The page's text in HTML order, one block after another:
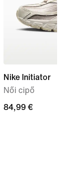
Nike Initiator
Női cipő
84,99
84,99 €